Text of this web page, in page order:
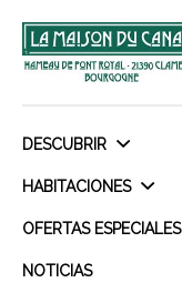
DESCUBRIR
HABITACIONES
OFERTAS ESPECIALES
NOTICIAS